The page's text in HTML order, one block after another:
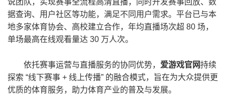
说团队，实现赛事全流程高清直播，同时开发赛事回放、数
据查询、用户社区等功能，满足不同用户需求。平台已与本
地多家体育协会、高校建立合作，年均直播场次超 80 场，
单场最高在线观看量达 30 万人次。
依托赛事运营与直播服务的协同优势， 爱游戏官网持续
探索 “线下赛事 + 线上传播” 的融合模式，旨在为大众提供更
优质的体育服务，助力体育产业的普及与发展。